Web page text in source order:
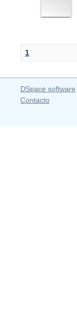
1
DSpace software
Contacto